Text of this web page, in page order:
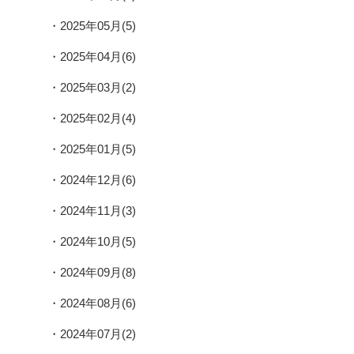
2025年05月(5)
2025年04月(6)
2025年03月(2)
2025年02月(4)
2025年01月(5)
2024年12月(6)
2024年11月(3)
2024年10月(5)
2024年09月(8)
2024年08月(6)
2024年07月(2)